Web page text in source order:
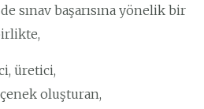
sınav başarısına yönelik bir
üretici,
oluşturan,